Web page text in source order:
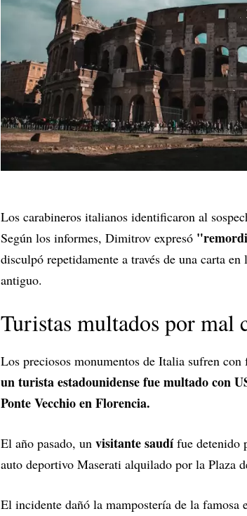
Los carabineros italianos identificaron al
Según los informes, Dimitrov expresó
disculpó repetidamente a través de una carta
antiguo.
Turistas multados por
Los preciosos monumentos de Italia sufren
un turista estadounidense fue multado con
Ponte Vecchio en Florencia.
El año pasado, un visitante saudífue detenido
auto deportivo Maserati alquilado por la Plaza
El incidente dañó la mampostería de la famosa